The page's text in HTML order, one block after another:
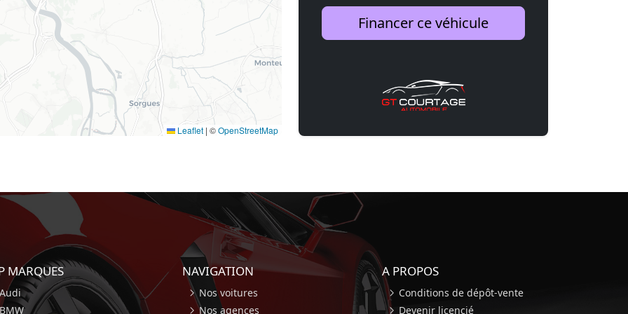
Leaflet | ©OpenStreetMap
Financer ce véhicule
MARQUES
Audi
BMW
NAVIGATION
Nos voitures
Nos agences
A PROPOS
Conditions de dépôt-vente
Devenir licencié